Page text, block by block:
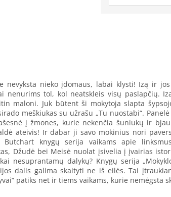
nevyksta nieko įdomaus, labai klysti! Izą ir
nenurims tol, kol neatskleis visų paslapčių.
maloni. Juk būtent ši mokytoja slapta
meškiukas su užrašu „Tu nuostabi“.
į žmones, kurie nekenčia šuniukų ir
ateivis! Ir dabar ji savo mokinius nori
Butchart knygų serija vaikams apie
Džudė bei Meisė nuolat įsivelia į įvairias
nesuprantamų dalykų? Knygų serija
dalis galima skaityti ne iš eilės. Tai
patiks net ir tiems vaikams, kurie nemėgsta